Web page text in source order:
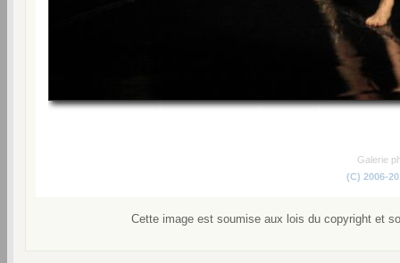
Galerie
(C) 2006-
Cette image est soumise aux lois du copyright et